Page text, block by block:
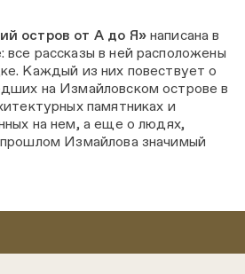
остров от А до Я»написана в
рассказы в ней расположены
Каждый из них повествует о
на Измайловском острове в
памятниках и
на нем, а еще о людях,
Измайлова значимый